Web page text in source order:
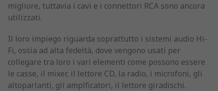
migliore, tuttavia i cavi e i connettori RCA sono ancora
utilizzati.
Il loro impiego riguarda soprattutto i sistemi audio Hi-
Fi, ossia ad alta fedeltà, dove vengono usati per
collegare tra loro i vari elementi come possono essere
le casse, il mixer, il lettore CD, la radio, i microfoni, gli
altoparlanti, gli amplficatori, il lettore giradischi.